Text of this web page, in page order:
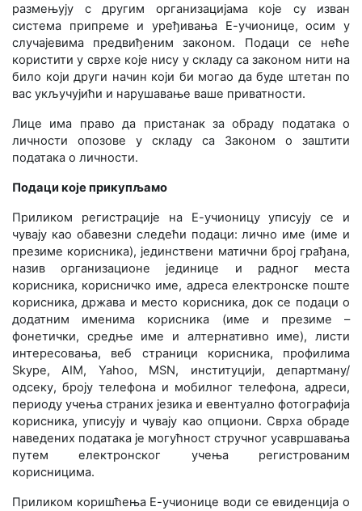
размењују с другим организацијама које су изван
система припреме и уређивања Е-учионице, осим у
случајевима предвиђеним законом. Подаци се неће
користити у сврхе које нису у складу са законом нити на
било који други начин који би могао да буде штетан по
вас укључујићи и нарушавање ваше приватности.
Лице има право да пристанак за обраду података о
личности опозове у складу са Законом о заштити
података о личности.
Подаци које прикупљамо
Приликом регистрације на Е-учионицу уписују се и
чувају као обавезни следећи подаци: лично име (име и
презиме корисника), јединствени матични број грађана,
назив организационе јединице и радног места
корисника, корисничко име, адреса електронске поште
корисника, држава и место корисника, док се подаци о
додатним именима корисника (име и презиме –
фонетички, средње име и алтернативно име), листи
интересовања, веб страници корисника, профилима
Skype, AIM, Yahoo, MSN, институцији, департману/
одсеку, броју телефона и мобилног телефона, адреси,
периоду учења страних језика и евентуално фотографија
корисника, уписују и чувају као опциони. Сврха обраде
наведених података је могућност стручног усавршавања
путем електронског учења регистрованим
корисницима.
Приликом коришћења Е-учионице води се евиденција о